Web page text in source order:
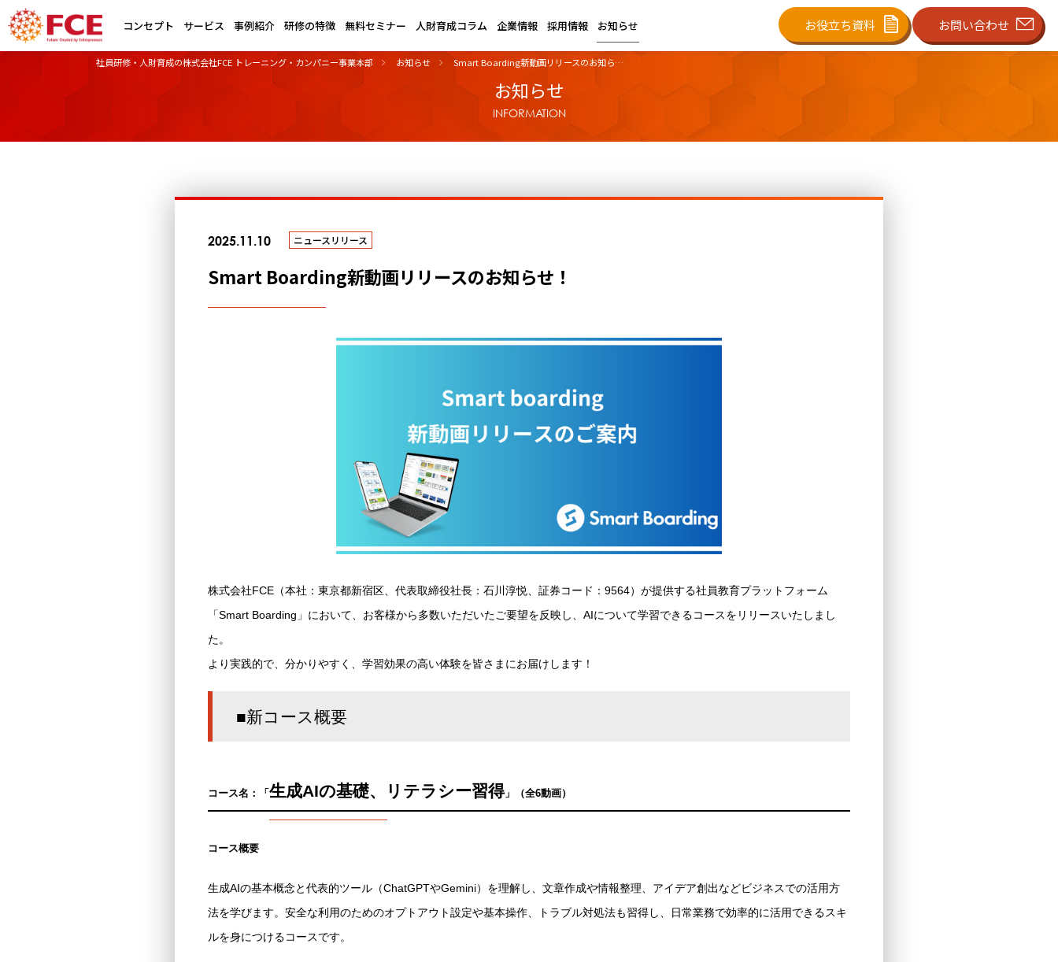
コンセプト サービス 事例紹介 研修の特徴 無料セミナー 人財育成コラム 企業情報 採用情報 お知らせ お役立ち資料 お問い合わせ
社員研修・人財育成の株式会社FCE トレーニング・カンパニー事業本部 お知らせ Smart Boarding新動画リリースのお知ら…
お知らせ
INFORMATION
2025.11.10 ニュースリリース
Smart Boarding新動画リリースのお知らせ！
株式会社FCE（本社：東京都新宿区、代表取締役社長：石川淳悦、証券コード：9564）が提供する社員教育プラットフォーム
「Smart Boarding」 において、お客様から多数いただいたご要望を反映し、AIについて学習できるコースをリリースいたしまし
た。
より実践的で、分かりやすく、学習効果の高い体験を皆さまにお届けします！
■新コース概要
コース名： 「 生成AIの基礎、リテラシー習得」（全6動画）
コース概要
生成AIの基本概念と代表的ツール（ChatGPTやGemini）を理解し、文章作成や情報整理、アイデア創出などビジネスでの活用方
法を学びます。安全な利用のためのオプトアウト設定や基本操作、トラブル対処法も習得し、日常業務で効率的に活用できるスキ
ルを身につけるコースです。